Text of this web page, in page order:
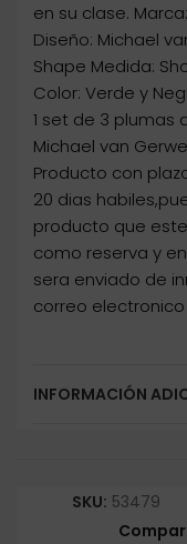
en su clase.
Diseño: Michael
Shape Medida:
Color: Verde y
1 set de 3 plumas
Michael van
Producto con
20 dias
producto que
como reserva y
sera enviado de
correo
INFORMACIÓN
SKU: 53479